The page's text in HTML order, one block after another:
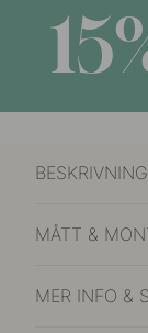
BESKRIVNING
MÅTT &
MER INFO &